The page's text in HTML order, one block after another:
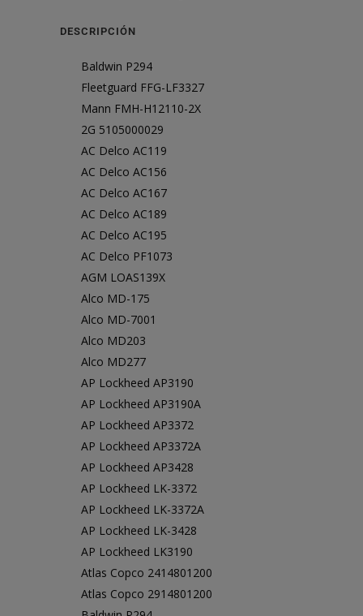
DESCRIPCIÓN
Baldwin P294
Fleetguard FFG-LF3327
Mann FMH-H12110-2X
2G 5105000029
AC Delco AC119
AC Delco AC156
AC Delco AC167
AC Delco AC189
AC Delco AC195
AC Delco PF1073
AGM LOAS139X
Alco MD-175
Alco MD-7001
Alco MD203
Alco MD277
AP Lockheed AP3190
AP Lockheed AP3190A
AP Lockheed AP3372
AP Lockheed AP3372A
AP Lockheed AP3428
AP Lockheed LK-3372
AP Lockheed LK-3372A
AP Lockheed LK-3428
AP Lockheed LK3190
Atlas Copco 2414801200
Atlas Copco 2914801200